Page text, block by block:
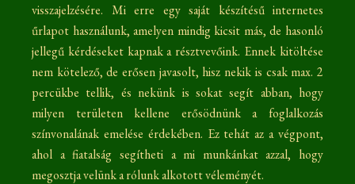
visszajelzésére. Mi erre egy saját készítésű internetes
űrlapot használunk, amelyen mindig kicsit más, de hasonló
jellegű kérdéseket kapnak a résztvevőink. Ennek kitöltése
nem kötelező, de erősen javasolt, hisz nekik is csak max. 2
percükbe tellik, és nekünk is sokat segít abban, hogy
milyen területen kellene erősödnünk a foglalkozás
színvonalának emelése érdekében. Ez tehát az a végpont,
ahol a fiatalság segítheti a mi munkánkat azzal, hogy
megosztja velünk a rólunk alkotott véleményét.